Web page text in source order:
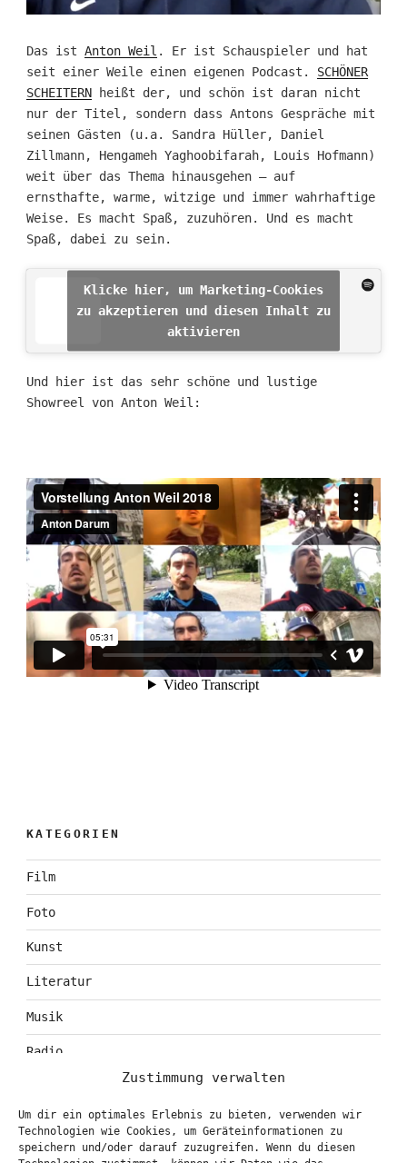
Zustimmung verwalten
Um dir ein optimales Erlebnis zu bieten, verwenden wir
Technologien wie Cookies, um Geräteinformationen zu
speichern und/oder darauf zuzugreifen. Wenn du diesen
Das ist Anton Weil . Er ist Schauspieler und hat
seit einer Weile einen eigenen Podcast. SCHÖNER
SCHEITERNheißt der, und schön ist daran nicht
nur der Titel, sondern dass Antons Gespräche mit
seinen Gästen (u.a. Sandra Hüller, Daniel
Zillmann, Hengameh Yaghoobifarah, Louis Hofmann)
weit über das Thema hinausgehen – auf
ernsthafte, warme, witzige und immer wahrhaftige
Weise. Es macht Spaß, zuzuhören. Und es macht
Spaß, dabei zu sein.
Klicke hier, um Marketing-Cookies
zu akzeptieren und diesen Inhalt zu
aktivieren
Und hier ist das sehr schöne und lustige
Showreel von Anton Weil:
KATEGORIEN
Film
Foto
Kunst
Literatur
Musik
Radio
Theater